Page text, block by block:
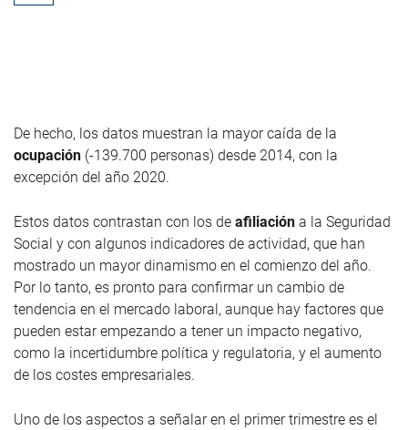
De hecho, los datos muestran la mayor caída de la
ocupación (-139.700 personas) desde 2014, con la
excepción del año 2020.
Estos datos contrastan con los de afiliación a la Seguridad
Social y con algunos indicadores de actividad, que han
mostrado un mayor dinamismo en el comienzo del año.
Por lo tanto, es pronto para confirmar un cambio de
tendencia en el mercado laboral, aunque hay factores que
pueden estar empezando a tener un impacto negativo,
como la incertidumbre política y regulatoria, y el aumento
de los costes empresariales.
Uno de los aspectos a señalar en el primer trimestre es el